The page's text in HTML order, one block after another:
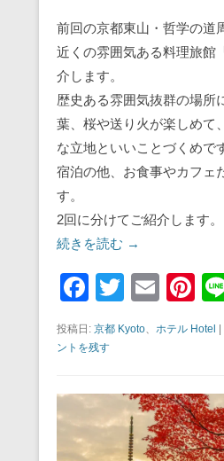
前回の京都東山・哲学の道
近くの雰囲気ある料理旅館
介します。
歴史ある雰囲気抜群の場所
葉、桜や送り火が楽しめて
な立地といいことづくめで
宿泊の他、お食事やカフェ
す。
2回に分けてご紹介します。
続きを読む →
F
a
c
b
o
T
wi
tt
E
m
ail
Pi
nt
er
st
投稿日: 京都 Kyoto、 ホテル Hotel
ントを残す